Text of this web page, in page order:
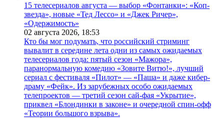
15 телесериалов августа — выбор «Фонтанки»: «Коп-
звезда», новые «Тед Лессо» и «Джек Ричер»,
«Одержимость»
02 августа 2026, 18:53
Кто бы мог подумать, что российский стриминг
вывалит в середине лета одни из самых ожидаемых
телесериалов года: пятый сезон «Мажора»,
паранормальную комедию «Зовите Витю!», лучший
сериал с фестиваля «Пилот» — «Паша» и даже кибер-
драму «Фейк». Из зарубежных особо ожидаемых
телепроектов — третий сезон сай-фая «Укрытие»,
приквел «Блондинки в законе» и очередной спин-офф
«Теории большого взрыва».